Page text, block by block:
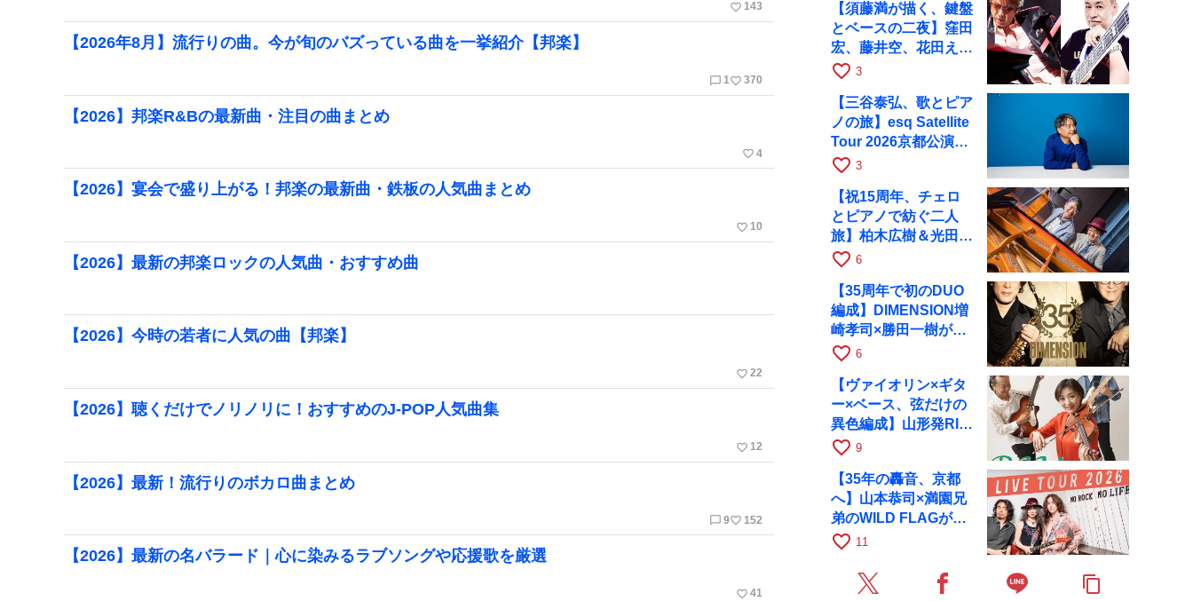
favorite_border 143
【2026年8月】流行りの曲。今が旬のバズっている曲を一挙紹介【邦楽】
chat_bubble_outline 1 favorite_border 370
【2026】邦楽R&Bの最新曲・注目の曲まとめ
favorite_border 4
【2026】宴会で盛り上がる！邦楽の最新曲・鉄板の人気曲まとめ
favorite_border 10
【2026】最新の邦楽ロックの人気曲・おすすめ曲
【2026】今時の若者に人気の曲【邦楽】
favorite_border 22
【2026】聴くだけでノリノリに！おすすめのJ-POP人気曲集
favorite_border 12
【2026】最新！流行りのボカロ曲まとめ
chat_bubble_outline 9favorite_border 152
【2026】最新の名バラード｜心に染みるラブソングや応援歌を厳選
favorite_border 41
【須藤満が描く、鍵盤
とベースの二夜】窪田
宏、藤井空、花田えみ
と京都RAGで共演
favorite_border 3
【三谷泰弘、歌とピア
ノの旅】esq Satellite
Tour 2026京都公演を
10月に開催
favorite_border 3
【祝15周年、チェロ
とピアノで紡ぐ二人
旅】柏木広樹＆光田健
一が11月12日に京都
favorite_border 6
【35周年で初のDUO
編成】DIMENSION増
崎孝司×勝田一樹が10
月11日に京都RAGへ
favorite_border 6
【ヴァイオリン×ギタ
ー×ベース、弦だけの
異色編成】山形発RIM
が初全国ツアーで8月
favorite_border 9
【35年の轟音、京都
へ】山本恭司×満園兄
弟のWILD FLAGが8
月6日にRAGでライブ
favorite_border 11
content_copy